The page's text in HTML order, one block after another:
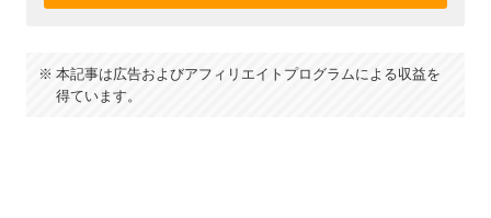
本記事は広告およびアフィリエイトプログラムによる収益を
得ています。